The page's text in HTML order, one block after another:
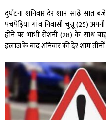
दुर्घटना शनिवार देर शाम साढ़े सात
पचपेड़िया गांव निवासी चुन्नू (25)
होने पर भाभी रोशनी (28) के साथ
इलाज के बाद शनिवार की देर शाम